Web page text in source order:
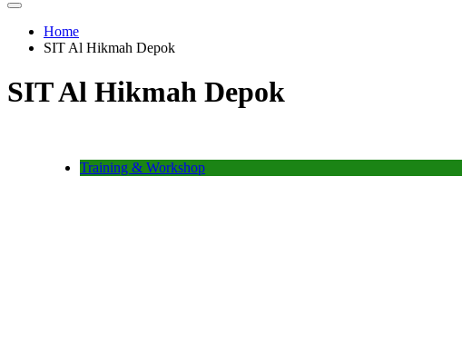
Home
SIT Al Hikmah Depok
SIT Al Hikmah Depok
Training & Workshop